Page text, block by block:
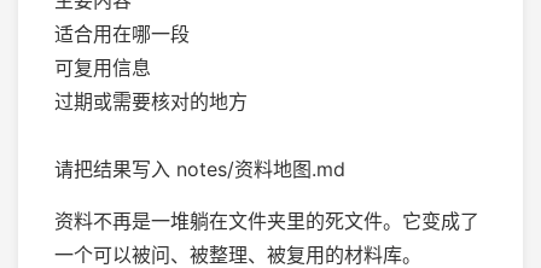
适合用在哪一段
可复用信息
过期或需要核对的地方
请把结果写入 notes/资料地图.md
资料不再是一堆躺在文件夹里的死文件。它变成了
一个可以被问、被整理、被复用的材料库。